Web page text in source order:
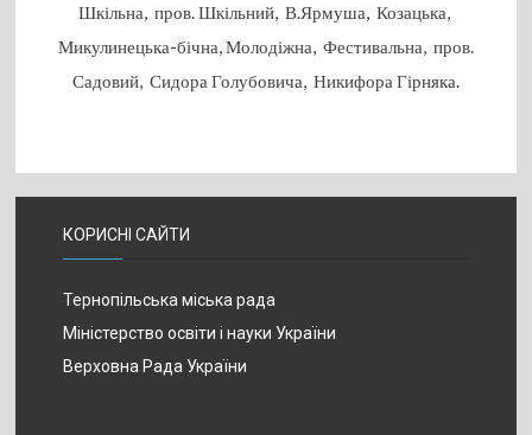
Шкільна, пров. Шкільний, В.Ярмуша, Козацька,
Микулинецька-бічна, Молодіжна, Фестивальна, пров.
Садовий, Сидора Голубовича, Никифора Гірняка.
КОРИСНІ САЙТИ
Тернопільська міська рада
Міністерство освіти і науки України
Верховна Рада України